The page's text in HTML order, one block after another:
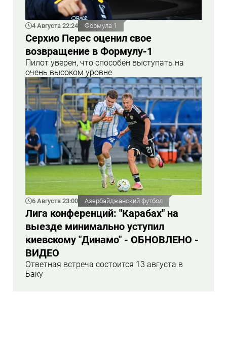
4 Августа 22:24 Формула 1
Серхио Перес оценил свое
возвращение в Формулу-1
Пилот уверен, что способен выступать на
очень высоком уровне
6 Августа 23:00 Азербайджанский футбол
Лига конференций: "Карабах" на
выезде минимально уступил
киевскому "Динамо" - ОБНОВЛЕНО -
ВИДЕО
Ответная встреча состоится 13 августа в
Баку